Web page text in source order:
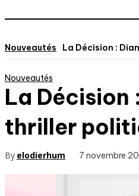
Nouveautés La Décision :
Nouveautés
La Décision
thriller
By elodierhum 7 novembre